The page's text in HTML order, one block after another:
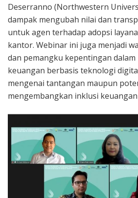
Deserranno (Northwestern
dampak mengubah nilai dan
untuk agen terhadap adopsi
kantor. Webinar ini juga menjadi
dan pemangku kepentingan dalam
keuangan berbasis teknologi
mengenai tantangan maupun
mengembangkan inklusi